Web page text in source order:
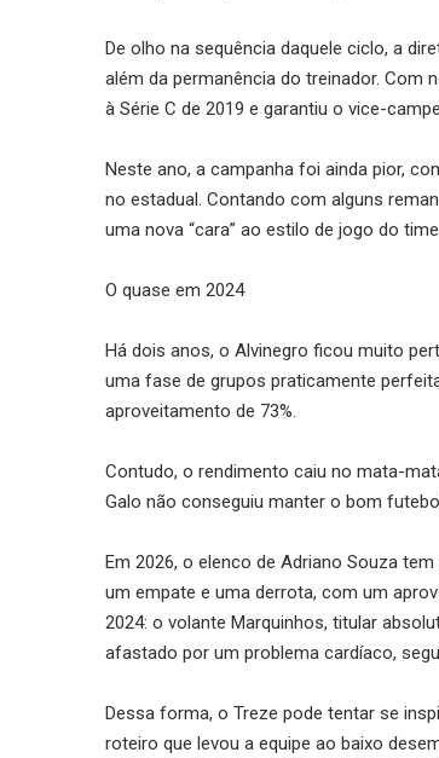
De olho na sequência daquele ciclo, a
além da permanência do treinador. Com
à Série C de 2019 e garantiu o vice-
Neste ano, a campanha foi ainda pior,
no estadual. Contando com alguns
uma nova “cara” ao estilo de jogo do
O quase em 2024
Há dois anos, o Alvinegro ficou muito
uma fase de grupos praticamente
aproveitamento de 73%.
Contudo, o rendimento caiu no mata-
Galo não conseguiu manter o bom
Em 2026, o elenco de Adriano Souza
um empate e uma derrota, com um
2024: o volante Marquinhos, titular
afastado por um problema cardíaco,
Dessa forma, o Treze pode tentar se
roteiro que levou a equipe ao baixo